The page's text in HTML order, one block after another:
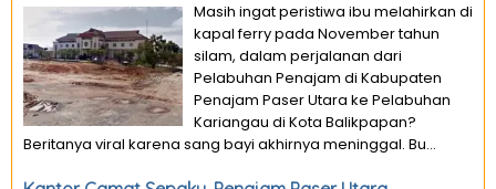
Masih ingat peristiwa ibu melahirkan di
kapal ferry pada November tahun
silam, dalam perjalanan dari
Pelabuhan Penajam di Kabupaten
Penajam Paser Utara ke Pelabuhan
Kariangau di Kota Balikpapan?
Beritanya viral karena sang bayi akhirnya meninggal. Bu...